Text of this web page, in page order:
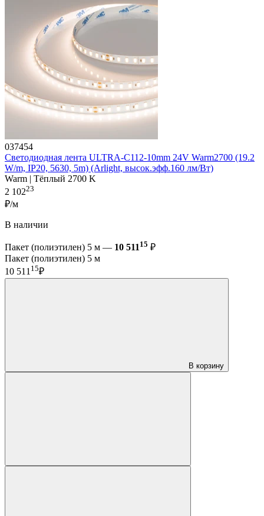
037454
Светодиодная лента ULTRA-C112-10mm 24V Warm2700 (19.2
W/m, IP20, 5630, 5m) (Arlight, высок.эфф.160 лм/Вт)
Warm | Тёплый 2700 K
2 10223
₽/м
В наличии
Пакет (полиэтилен) 5 м — 10 51115 ₽
Пакет (полиэтилен) 5 м
10 51115₽
В корзину